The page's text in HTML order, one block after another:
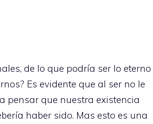
de lo que podría ser lo eterno
Es evidente que al ser no le
pensar que nuestra existencia
haber sido. Mas esto es una